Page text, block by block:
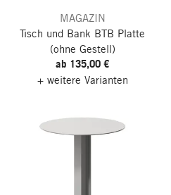
MAGAZIN
Tisch und Bank BTB Platte
(ohne Gestell)
ab 135,00 €
+ weitere Varianten